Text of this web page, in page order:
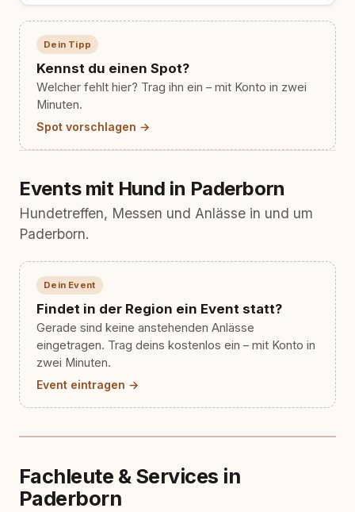
Dein Tipp
Kennst du einen Spot?
Welcher fehlt hier? Trag ihn ein – mit Konto in zwei
Minuten.
Spot vorschlagen →
Events mit Hund in Paderborn
Hundetreffen, Messen und Anlässe in und um
Paderborn.
Dein Event
Findet in der Region ein Event statt?
Gerade sind keine anstehenden Anlässe
eingetragen. Trag deins kostenlos ein – mit Konto in
zwei Minuten.
Event eintragen →
Fachleute & Services in
Paderborn